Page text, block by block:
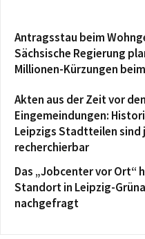
Antragsstau beim
Sächsische Regierung
Millionen-Kürzungen
Akten aus der Zeit vor den
Eingemeindungen:
Leipzigs Stadtteilen sind
recherchierbar
Das „Jobcenter vor Ort“
Standort in Leipzig-
nachgefragt